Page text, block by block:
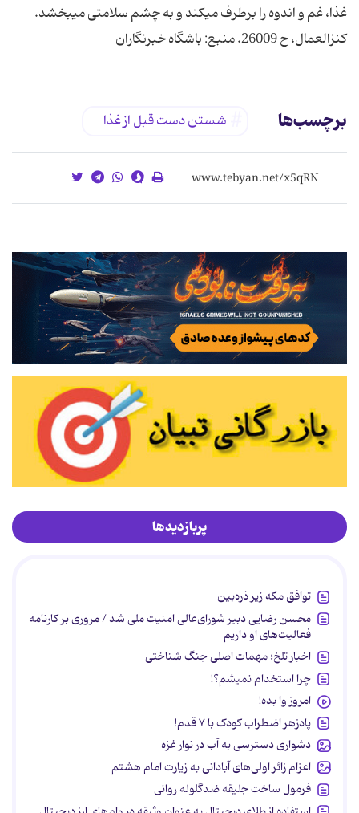
غذا، غم و اندوه را برطرف می‏كند و به چشم سلامتی می‏بخشد.
كنزالعمال، ح 26009. منبع: باشگاه خبرنگاران
برچسب‌ها شستن دست قبل از غذا
پربازدیدها
توافق مکه زیر ذره‌بین
محسن رضایی دبیر شورای‌عالی امنیت ملی شد / مروری بر کارنامه
فعالیت‌های او داریم
اخبار تلخ؛ مهمات اصلی جنگ شناختی
چرا استخدام نمیشم؟!
امروز وا بده!
پادزهر اضطراب کودک با ۷ قدم!
دشواری دسترسی به آب در نوار غزه
اعزام زائر اولی‌های آبادانی به زیارت امام هشتم
فرمول ساخت جلیقه ضدگلوله روانی